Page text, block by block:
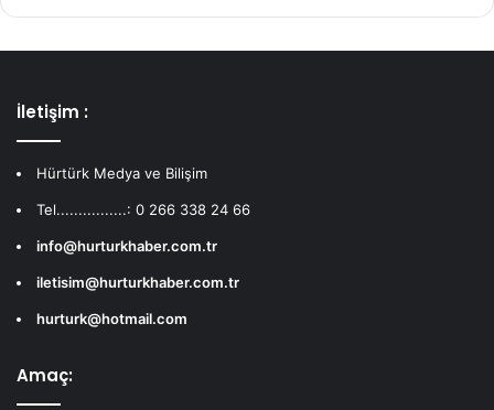
İletişim :
Hürtürk Medya ve Bilişim
Tel................: 0 266 338 24 66
info@hurturkhaber.com.tr
iletisim@hurturkhaber.com.tr
hurturk@hotmail.com
Amaç: